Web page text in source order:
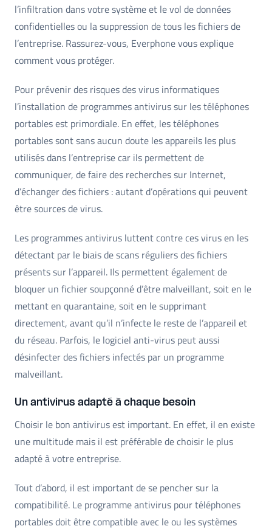
l’infiltration dans votre système et le vol de données
confidentielles ou la suppression de tous les fichiers de
l’entreprise. Rassurez-vous, Everphone vous explique
comment vous protéger.
Pour prévenir des risques des virus informatiques
l’installation de programmes antivirus sur les téléphones
portables est primordiale. En effet, les téléphones
portables sont sans aucun doute les appareils les plus
utilisés dans l’entreprise car ils permettent de
communiquer, de faire des recherches sur Internet,
d’échanger des fichiers : autant d’opérations qui peuvent
être sources de virus.
Les programmes antivirus luttent contre ces virus en les
détectant par le biais de scans réguliers des fichiers
présents sur l’appareil. Ils permettent également de
bloquer un fichier soupçonné d’être malveillant, soit en le
mettant en quarantaine, soit en le supprimant
directement, avant qu’il n’infecte le reste de l’appareil et
du réseau. Parfois, le logiciel anti-virus peut aussi
désinfecter des fichiers infectés par un programme
malveillant.
Un antivirus adapté à chaque besoin
Choisir le bon antivirus est important. En effet, il en existe
une multitude mais il est préférable de choisir le plus
adapté à votre entreprise.
Tout d’abord, il est important de se pencher sur la
compatibilité. Le programme antivirus pour téléphones
portables doit être compatible avec le ou les systèmes